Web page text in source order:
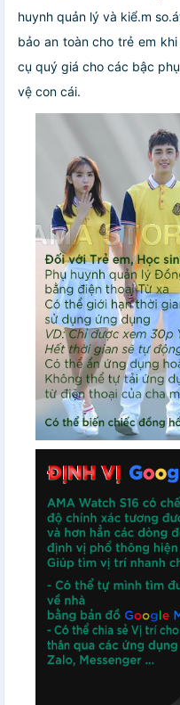
huynh quản lý và kiể.m
bảo an toàn cho trẻ em
cụ quý giá cho các bậc
vệ con cái.